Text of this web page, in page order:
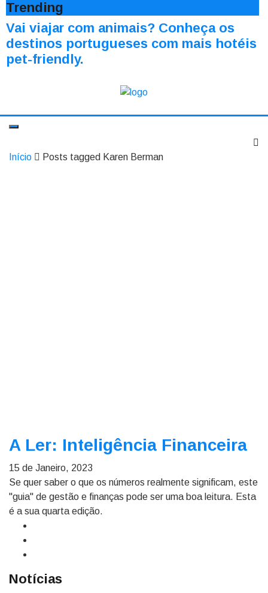
Trending
Vai viajar com animais? Conheça os
destinos portugueses com mais hotéis
pet-friendly.
Início Posts tagged Karen Berman
A Ler: Inteligência Financeira
15 de Janeiro, 2023
Se quer saber o que os números realmente significam, este
"guia" de gestão e finanças pode ser uma boa leitura. Esta
é a sua quarta edição.
Notícias